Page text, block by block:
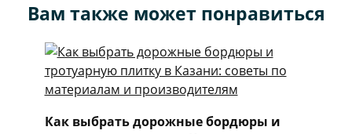
Вам также может понравиться
Как выбрать дорожные бордюры и